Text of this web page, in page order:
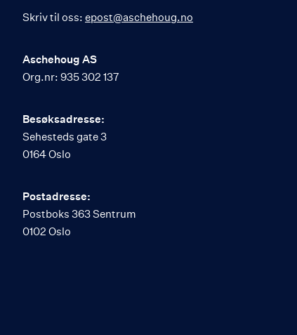
Skriv til oss: epost@aschehoug.no
Aschehoug AS
Org.nr: 935 302 137
Besøksadresse:
Sehesteds gate 3
0164 Oslo
Postadresse:
Postboks 363 Sentrum
0102 Oslo